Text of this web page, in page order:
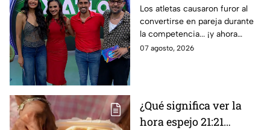
primeras leyendas
CONFIRMADAS para la
décima temporada de
Exatlón México
Los atletas causaron furor al
convertirse en pareja durante
la competencia... ¡y ahora
vuelven a ella cuatro años
07 agosto, 2026
¿Qué significa ver la
hora espejo 21:21